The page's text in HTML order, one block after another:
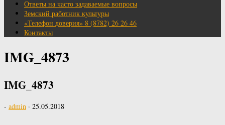
Ответы на часто задаваемые вопросы
Земский работник культуры
«Телефон доверия» 8 (8782) 26 26 46
Контакты
IMG_4873
IMG_4873
- admin · 25.05.2018